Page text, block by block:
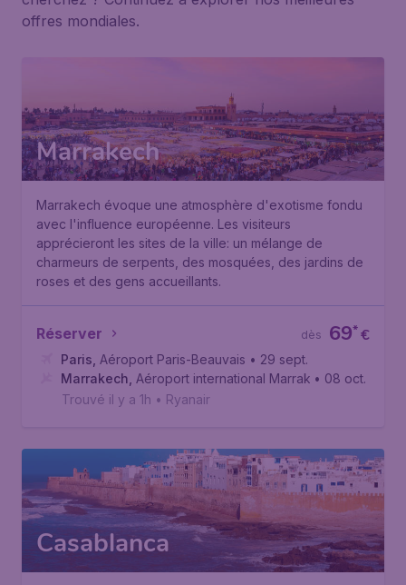
offres mondiales.
Marrakech
Marrakech évoque une atmosphère d'exotisme fondu
avec l'influence européenne. Les visiteurs
apprécieront les sites de la ville: un mélange de
charmeurs de serpents, des mosquées, des jardins de
roses et des gens accueillants.
Réserver €
69*
dès
Paris Aéroport Paris-Beauvais • 29 sept.
Marrakech Aéroport international Marrakech-Ménara
• 08 oct.
Trouvé il y a 1h • Ryanair
Casablanca